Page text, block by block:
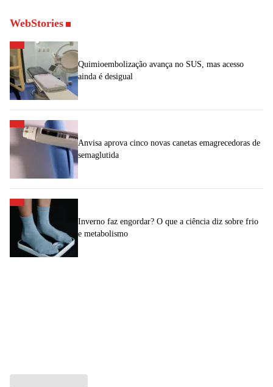
WebStories
Quimioembolização avança no SUS, mas acesso
ainda é desigual
Anvisa aprova cinco novas canetas emagrecedoras de
semaglutida
Inverno faz engordar? O que a ciência diz sobre frio
e metabolismo